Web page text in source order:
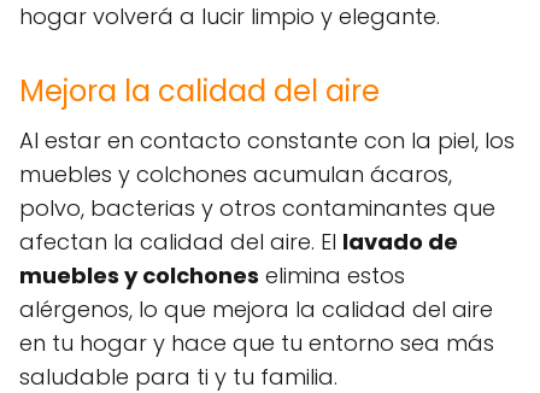
hogar volverá a lucir limpio y elegante.
Mejora la calidad del aire
Al estar en contacto constante con la piel, los
muebles y colchones acumulan ácaros,
polvo, bacterias y otros contaminantes que
afectan la calidad del aire. El lavado de
muebles y colchones elimina estos
alérgenos, lo que mejora la calidad del aire
en tu hogar y hace que tu entorno sea más
saludable para ti y tu familia.